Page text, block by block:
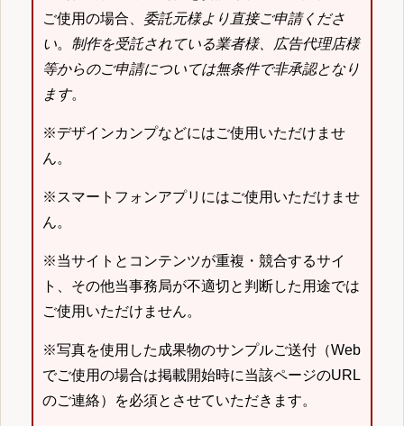
ご使用の場合、 委託元様より直接ご申請くださ
い。 制作を受託されている業者様、広告代理店様
等からのご申請については無条件で非承認となり
ます。
※デザインカンプなどにはご使用いただけませ
ん。
※スマートフォンアプリにはご使用いただけませ
ん。
※当サイトとコンテンツが重複・競合するサイ
ト、その他当事務局が不適切と判断した用途では
ご使用いただけません。
※写真を使用した成果物のサンプルご送付（Web
でご使用の場合は掲載開始時に当該ページのURL
のご連絡）を必須とさせていただきます。